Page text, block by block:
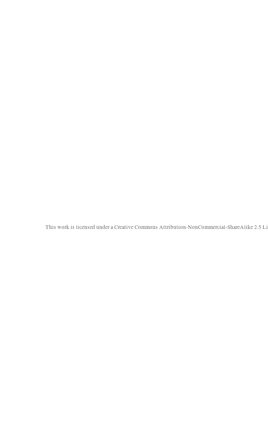
This work is licensed under aCreative Commons Attribution-NonCommercial-ShareAlike 2.5